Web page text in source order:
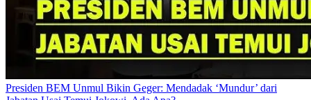
Presiden BEM Unmul Bikin Geger: Mendadak ‘Mundur’ dari